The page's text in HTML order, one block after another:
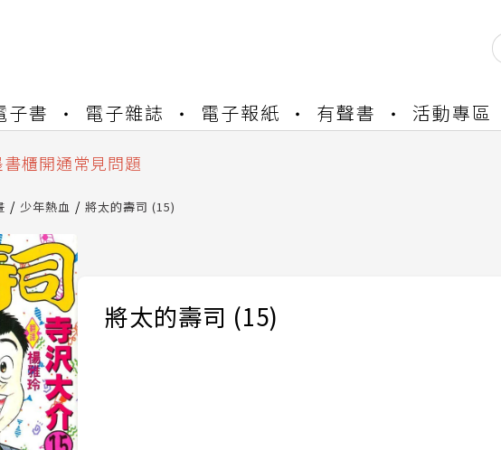
子書 電子雜誌 電子報紙 有聲書 活動專區
數位閱讀資產合併與書櫃開通申請
3 分鐘完成書櫃開通與資產合併申請圖文教學
位閱讀資產合併與書櫃開通申請
少年熱血 將太的壽司 (15)
將太的壽司 (15)